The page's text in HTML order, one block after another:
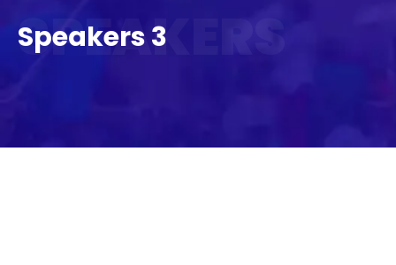
SPEAKERS
Speakers 3